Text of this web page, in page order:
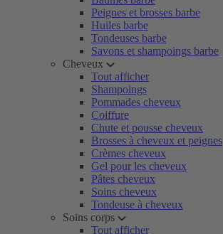
Peignes et brosses barbe
Huiles barbe
Tondeuses barbe
Savons et shampoings barbe
Cheveux
Tout afficher
Shampoings
Pommades cheveux
Coiffure
Chute et pousse cheveux
Brosses à cheveux et peignes
Crèmes cheveux
Gel pour les cheveux
Pâtes cheveux
Soins cheveux
Tondeuse à cheveux
Soins corps
Tout afficher